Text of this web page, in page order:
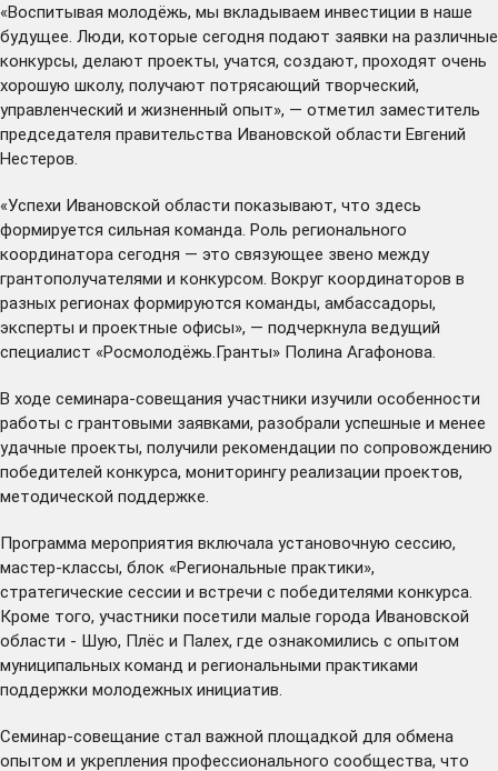
«Воспитывая молодёжь, мы вкладываем инвестиции в наше
будущее. Люди, которые сегодня подают заявки на различные
конкурсы, делают проекты, учатся, создают, проходят очень
хорошую школу, получают потрясающий творческий,
управленческий и жизненный опыт», — отметил заместитель
председателя правительства Ивановской области Евгений
Нестеров.
«Успехи Ивановской области показывают, что здесь
формируется сильная команда. Роль регионального
координатора сегодня — это связующее звено между
грантополучателями и конкурсом. Вокруг координаторов в
разных регионах формируются команды, амбассадоры,
эксперты и проектные офисы», — подчеркнула ведущий
специалист «Росмолодёжь.Гранты» Полина Агафонова.
В ходе семинара-совещания участники изучили особенности
работы с грантовыми заявками, разобрали успешные и менее
удачные проекты, получили рекомендации по сопровождению
победителей конкурса, мониторингу реализации проектов,
методической поддержке.
Программа мероприятия включала установочную сессию,
мастер-классы, блок «Региональные практики»,
стратегические сессии и встречи с победителями конкурса.
Кроме того, участники посетили малые города Ивановской
области - Шую, Плёс и Палех, где ознакомились с опытом
муниципальных команд и региональными практиками
поддержки молодежных инициатив.
Семинар-совещание стал важной площадкой для обмена
опытом и укрепления профессионального сообщества, что